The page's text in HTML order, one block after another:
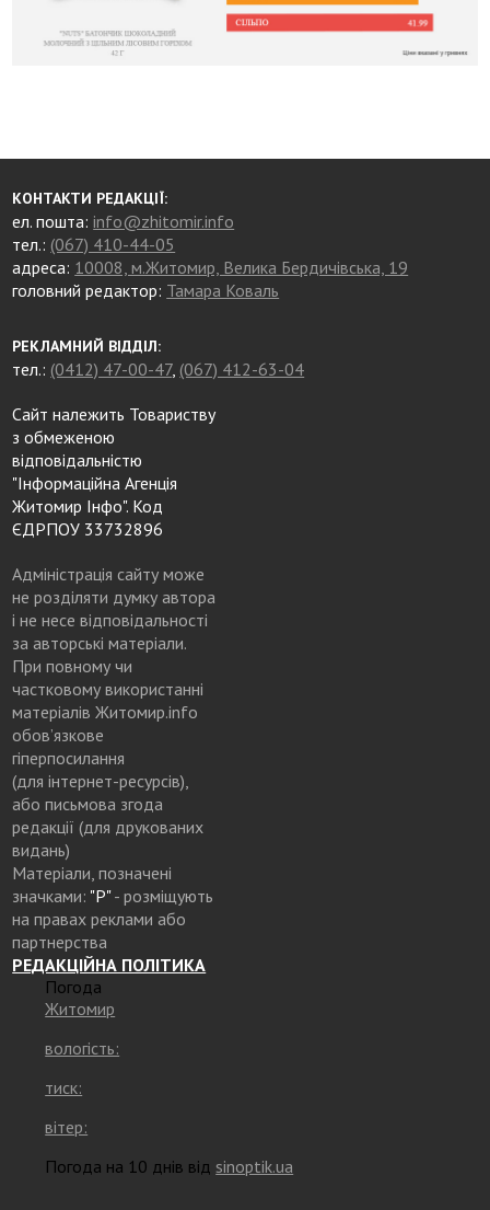
КОНТАКТИ РЕДАКЦІЇ:
ел. пошта:info@zhitomir.info
тел.: (067) 410-44-05
адреса: 10008, м.Житомир, Велика Бердичівська, 19
головний редактор: Тамара Коваль
РЕКЛАМНИЙ ВІДДІЛ:
тел.: (0412) 47-00-47, (067) 412-63-04
Сайт належить Товариству
з обмеженою
відповідальністю
"Інформаційна Агенція
Житомир Інфо". Код
ЄДРПОУ 33732896
Адміністрація сайту може
не розділяти думку автора
і не несе відповідальності
за авторські матеріали.
При повному чи
частковому використанні
матеріалів Житомир.info
обов’язкове
гіперпосилання
(для інтернет-ресурсів),
або письмова згода
редакції (для друкованих
видань)
Матеріали, позначені
значками: "Р"- розміщують
на правах реклами або
партнерства
РЕДАКЦІЙНА ПОЛІТИКА
Погода
Житомир
вологість:
тиск:
вітер:
Погода на 10 днів від sinoptik.ua